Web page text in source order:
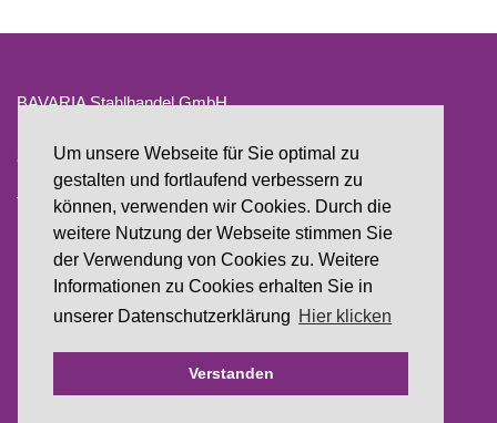
Um unsere Webseite für Sie optimal zu
gestalten und fortlaufend verbessern zu
können, verwenden wir Cookies. Durch die
weitere Nutzung der Webseite stimmen Sie
der Verwendung von Cookies zu. Weitere
Informationen zu Cookies erhalten Sie in
unserer Datenschutzerklärung Hier klicken
Verstanden
BAVARIA Stahlhandel GmbH
85254 Sulzemoos
Tel.: 08135 - 93 77 32-0
Mail: info@bavaria-stahlhandel.de
Kontakt
Datenschutz
Impressum